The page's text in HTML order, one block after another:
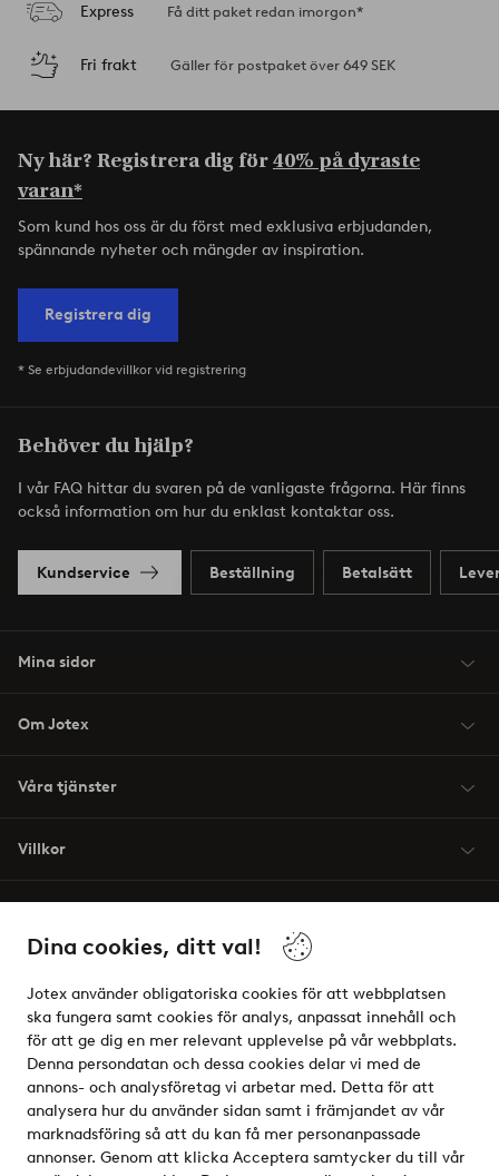
Dina cookies, ditt val!
Jotex använder obligatoriska cookies för att webbplatsen
ska fungera samt cookies för analys, anpassat innehåll och
för att ge dig en mer relevant upplevelse på vår webbplats.
Denna persondatan och dessa cookies delar vi med de
annons- och analysföretag vi arbetar med. Detta för att
analysera hur du använder sidan samt i främjandet av vår
marknadsföring så att du kan få mer personanpassade
annonser. Genom att klicka Acceptera samtycker du till vår
Express Få ditt paket redan imorgon*
Fri frakt Gäller för postpaket över 649 SEK
Ny här? Registrera dig för40% på dyraste
varan*
Som kund hos oss är du först med exklusiva erbjudanden,
spännande nyheter och mängder av inspiration.
Registrera dig
* Se erbjudandevillkor vid registrering
Behöver du hjälp?
I vår FAQ hittar du svaren på de vanligaste frågorna. Här finns
också information om hur du enklast kontaktar oss.
Kundservice Beställning Betalsätt
Mina sidor
Om Jotex
Våra tjänster
Villkor
Säkra betalningar - Betala direkt eller dela upp
Vill du veta mer om våra betalalternativ?
elpy